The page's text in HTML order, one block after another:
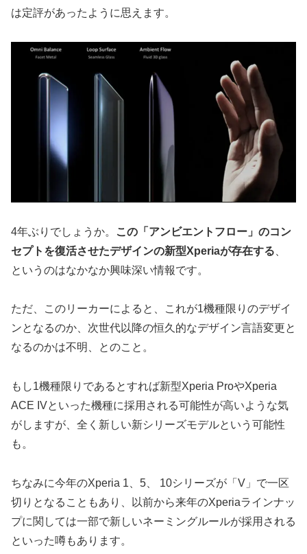
は定評があったように思えます。
4年ぶりでしょうか。
この「アンビエントフロー」のコン
セプトを復活させたデザインの新型Xperiaが存在する
というのはなかなか興味深い情報です。
ただ、このリーカーによると、これが1機種限りのデザイ
ンとなるのか、次世代以降の恒久的なデザイン言語変更と
なるのかは不明、とのこと。
もし1機種限りであるとすれば新型Xperia ProやXperia
ACE IVといった機種に採用される可能性が高いような気
がしますが、全く新しい新シリーズモデルという可能性
も。
ちなみに今年のXperia 1、5、 10シリーズが「V」で一区
切りとなることもあり、以前から来年のXperiaラインナッ
プに関しては一部で新しいネーミングルールが採用される
といった噂もあります。